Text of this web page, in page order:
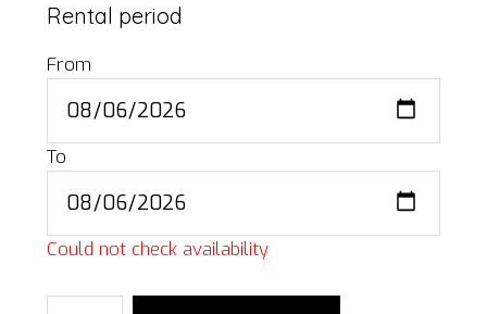
Rental period
From
To
Could not check availability